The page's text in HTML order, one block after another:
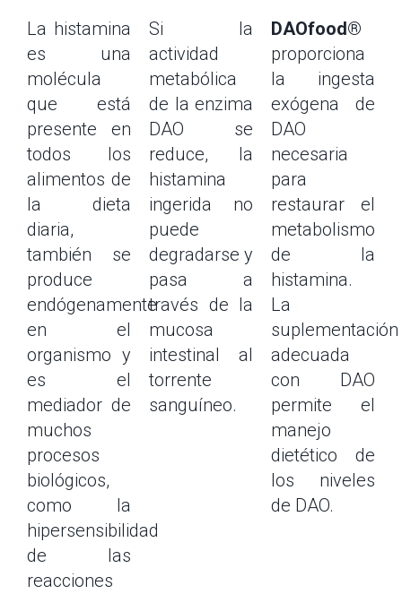
La histamina
es una
molécula
que está
presente en
todos los
alimentos de
la dieta
diaria,
también se
produce
endógenamente
en el
organismo y
es el
mediador de
muchos
procesos
biológicos,
como la
hipersensibilidad
de las
reacciones
Si la
actividad
metabólica
de la enzima
DAO se
reduce, la
histamina
ingerida no
puede
degradarse y
pasa a
través de la
mucosa
intestinal al
torrente
sanguíneo.
DAOfood®
proporciona
la ingesta
exógena de
DAO
necesaria
para
restaurar el
metabolismo
de la
histamina.
La
suplementación
adecuada
con DAO
permite el
manejo
dietético de
los niveles
de DAO.